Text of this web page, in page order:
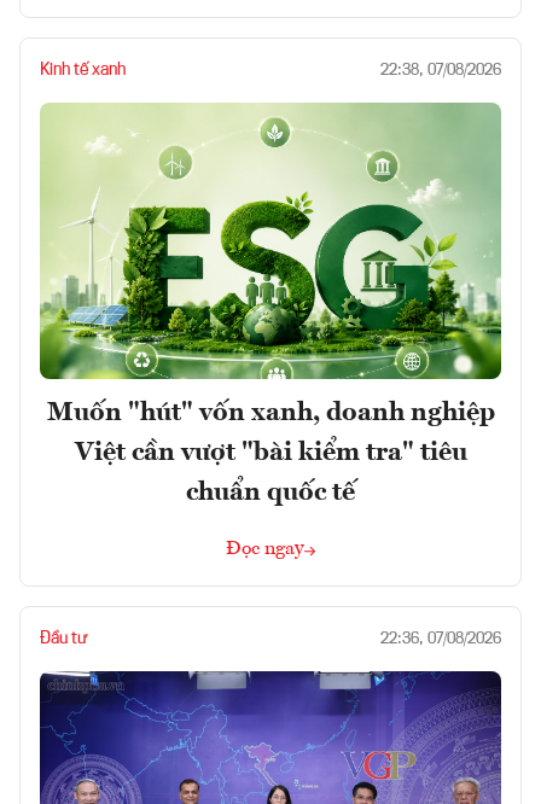
Kinh tế xanh 22:38, 07/08/2026
Muốn "hút" vốn xanh, doanh nghiệp
Việt cần vượt "bài kiểm tra" tiêu
chuẩn quốc tế
Đọc ngay
Đầu tư 22:36, 07/08/2026